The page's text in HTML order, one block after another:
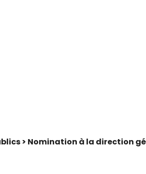
> Nomination à la direction